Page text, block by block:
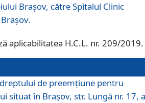
Braşov, către Spitalul Clinic
aplicabilitatea H.C.L. nr. 209/2019.
de preemţiune pentru
situat în Braşov, str. Lungă nr. 17,